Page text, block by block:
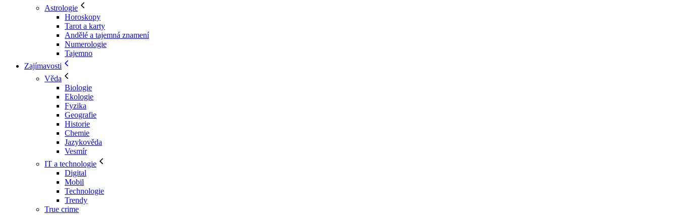
Astrologie
Horoskopy
Tarot a karty
Andělé a tajemná znamení
Numerologie
Tajemno
Zajímavosti
Věda
Biologie
Ekologie
Fyzika
Geografie
Historie
Chemie
Jazykověda
Vesmír
IT a technologie
Digital
Mobil
Technologie
Trendy
True crime